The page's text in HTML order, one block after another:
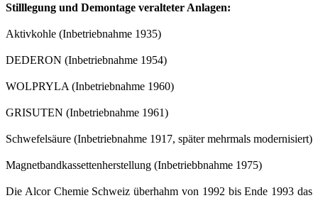
Stilllegung und Demontage veralteter Anlagen:
Aktivkohle (Inbetriebnahme 1935)
DEDERON (Inbetriebnahme 1954)
WOLPRYLA (Inbetriebnahme 1960)
GRISUTEN (Inbetriebnahme 1961)
Schwefelsäure (Inbetriebnahme 1917, später mehrmals modernisiert)
Magnetbandkassettenherstellung (Inbetriebbnahme 1975)
Die Alcor Chemie Schweiz überhahm von 1992 bis Ende 1993 das